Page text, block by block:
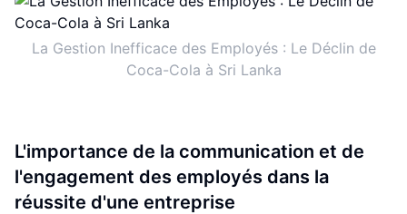
La Gestion Inefficace des Employés : Le Déclin de
Coca-Cola à Sri Lanka
L'importance de la communication et de
l'engagement des employés dans la
réussite d'une entreprise